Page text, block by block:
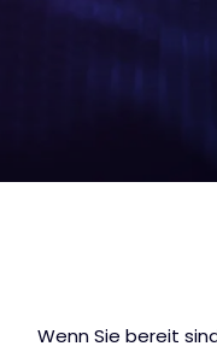
Wenn Sie bereit